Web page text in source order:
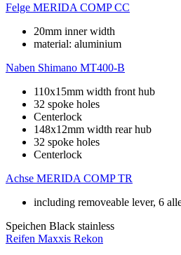
Felge MERIDA COMP CC
20mm inner width
material: aluminium
Naben Shimano MT400-B
110x15mm width front hub
32 spoke holes
Centerlock
148x12mm width rear hub
32 spoke holes
Centerlock
Achse MERIDA COMP TR
including removeable lever, 6
Speichen Black stainless
Reifen Maxxis Rekon